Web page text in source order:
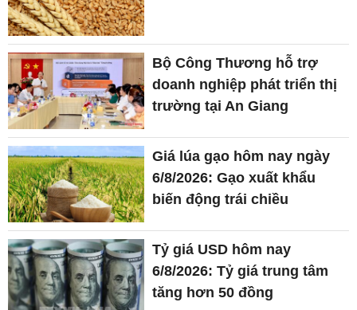
Bộ Công Thương hỗ trợ
doanh nghiệp phát triển thị
trường tại An Giang
Giá lúa gạo hôm nay ngày
6/8/2026: Gạo xuất khẩu
biến động trái chiều
Tỷ giá USD hôm nay
6/8/2026: Tỷ giá trung tâm
tăng hơn 50 đồng